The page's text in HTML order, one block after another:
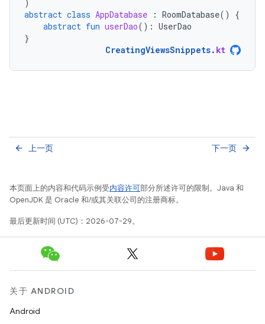
)
abstract class AppDatabase : RoomDatabase()
{
abstract fun userDao(): UserDao
}
CreatingViewsSnippets. kt
上一页
arrow_back 下一页 arrow_forward
本页面上的内容和代码示例受内容许可部分所述许可的限制。Java 和
OpenJDK 是 Oracle 和/或其关联公司的注册商标。
最后更新时间 (UTC)：2026-07-29。
关于 ANDROID
Android